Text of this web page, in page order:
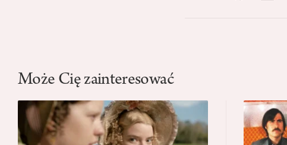
Może Cię zainteresować